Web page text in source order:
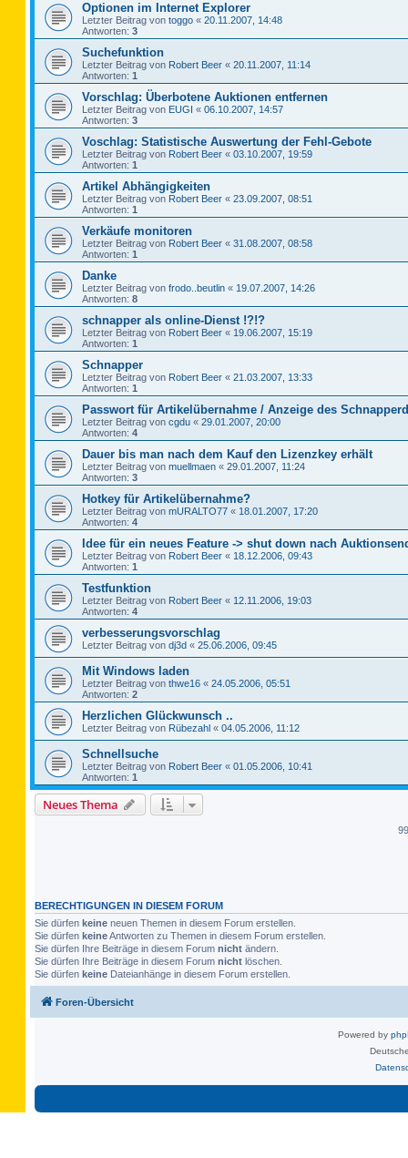
Optionen im Internet Explorer
Letzter Beitrag von toggo « 20.11.2007, 14:48
Antworten: 3
Suchefunktion
Letzter Beitrag von Robert Beer « 20.11.2007, 11:14
Antworten: 1
Vorschlag: Überbotene Auktionen entfernen
Letzter Beitrag von EUGI « 06.10.2007, 14:57
Antworten: 3
Voschlag: Statistische Auswertung der Fehl-Gebote
Letzter Beitrag von Robert Beer « 03.10.2007, 19:59
Antworten: 1
Artikel Abhängigkeiten
Letzter Beitrag von Robert Beer « 23.09.2007, 08:51
Antworten: 1
Verkäufe monitoren
Letzter Beitrag von Robert Beer « 31.08.2007, 08:58
Antworten: 1
Danke
Letzter Beitrag von frodo..beutlin « 19.07.2007, 14:26
Antworten: 8
schnapper als online-Dienst !?!?
Letzter Beitrag von Robert Beer « 19.06.2007, 15:19
Antworten: 1
Schnapper
Letzter Beitrag von Robert Beer « 21.03.2007, 13:33
Antworten: 1
Passwort für Artikelübernahme / Anzeige des
Letzter Beitrag von cgdu « 29.01.2007, 20:00
Antworten: 4
Dauer bis man nach dem Kauf den Lizenzkey erhält
Letzter Beitrag von muellmaen « 29.01.2007, 11:24
Antworten: 3
Hotkey für Artikelübernahme?
Letzter Beitrag von mURALTO77 « 18.01.2007, 17:20
Antworten: 4
Idee für ein neues Feature -> shut down nach
Letzter Beitrag von Robert Beer « 18.12.2006, 09:43
Antworten: 1
Testfunktion
Letzter Beitrag von Robert Beer « 12.11.2006, 19:03
Antworten: 4
verbesserungsvorschlag
Letzter Beitrag von dj3d « 25.06.2006, 09:45
Mit Windows laden
Letzter Beitrag von thwe16 « 24.05.2006, 05:51
Antworten: 2
Herzlichen Glückwunsch ..
Letzter Beitrag von Rübezahl « 04.05.2006, 11:12
Schnellsuche
Letzter Beitrag von Robert Beer « 01.05.2006, 10:41
Antworten: 1
Neues Thema
BERECHTIGUNGEN IN DIESEM FORUM
Sie dürfen keine neuen Themen in diesem Forum erstellen.
Sie dürfen keineAntworten zu Themen in diesem Forum erstellen.
Sie dürfen Ihre Beiträge in diesem Forum nicht ändern.
Sie dürfen Ihre Beiträge in diesem Forum nicht löschen.
Sie dürfen keine Dateianhänge in diesem Forum erstellen.
Foren-Übersicht
Powered by